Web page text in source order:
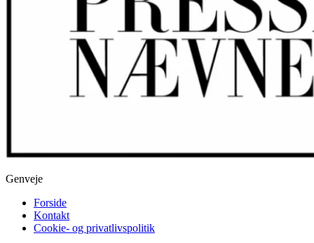
Genveje
Forside
Kontakt
Cookie- og privatlivspolitik